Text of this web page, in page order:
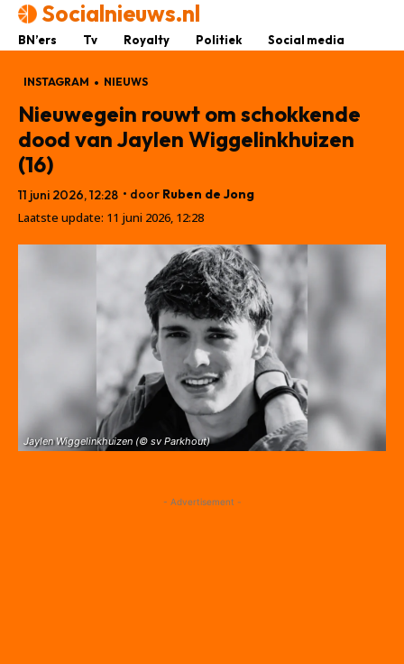
Socialnieuws.nl
BN’ers Tv Royalty Politiek Social media
INSTAGRAM NIEUWS
Nieuwegein rouwt om schokkende
dood van Jaylen Wiggelinkhuizen
(16)
11 juni 2026, 12:28 • door Ruben de Jong
Laatste update: 11 juni 2026, 12:28
Jaylen Wiggelinkhuizen (© sv Parkhout)
- Advertisement -